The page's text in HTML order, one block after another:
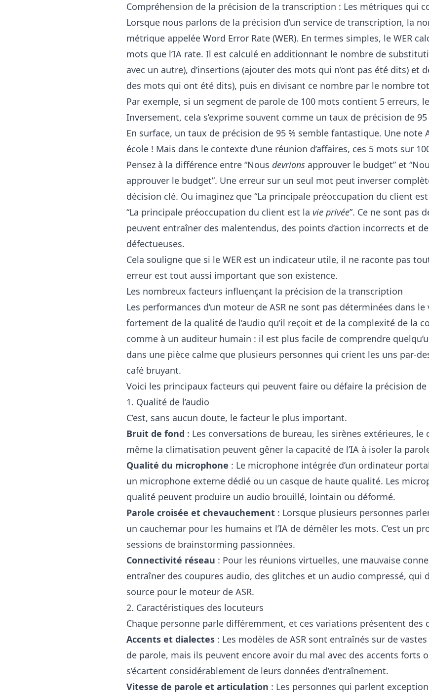
Compréhension de la précision de la transcription : Les métriques qui
Lorsque nous parlons de la précision d’un service de transcription, la
métrique appelée Word Error Rate (WER). En termes simples, le WER
mots que l’IA rate. Il est calculé en additionnant le nombre de
avec un autre), d’insertions (ajouter des mots qui n’ont pas été dits) et
des mots qui ont été dits), puis en divisant ce nombre par le nombre
Par exemple, si un segment de parole de 100 mots contient 5 erreurs, le
Inversement, cela s’exprime souvent comme un taux de précision de 95
En surface, un taux de précision de 95 % semble fantastique. Une note
école ! Mais dans le contexte d’une réunion d’affaires, ces 5 mots sur
Pensez à la différence entre “Nous devrions approuver le budget” et
approuver le budget”. Une erreur sur un seul mot peut inverser
décision clé. Ou imaginez que “La principale préoccupation du client
“La principale préoccupation du client est la vie privée”. Ce ne sont pas
peuvent entraîner des malentendus, des points d’action incorrects et
défectueuses.
Cela souligne que si le WER est un indicateur utile, il ne raconte pas
erreur est tout aussi important que son existence.
Les nombreux facteurs influençant la précision de la transcription
Les performances d’un moteur de ASR ne sont pas déterminées dans
fortement de la qualité de l’audio qu’il reçoit et de la complexité de la
comme à un auditeur humain : il est plus facile de comprendre
dans une pièce calme que plusieurs personnes qui crient les uns par-
café bruyant.
Voici les principaux facteurs qui peuvent faire ou défaire la précision de
1. Qualité de l’audio
C’est, sans aucun doute, le facteur le plus important.
Bruit de fond : Les conversations de bureau, les sirènes extérieures,
même la climatisation peuvent gêner la capacité de l’IA à isoler la
Qualité du microphone : Le microphone intégrée d’un ordinateur
un microphone externe dédié ou un casque de haute qualité. Les
qualité peuvent produire un audio brouillé, lointain ou déformé.
Parole croisée et chevauchement : Lorsque plusieurs personnes
un cauchemar pour les humains et l’IA de démêler les mots. C’est un
sessions de brainstorming passionnées.
Connectivité réseau : Pour les réunions virtuelles, une mauvaise
entraîner des coupures audio, des glitches et un audio compressé, qui
source pour le moteur de ASR.
2. Caractéristiques des locuteurs
Chaque personne parle différemment, et ces variations présentent des
Accents et dialectes : Les modèles de ASR sont entraînés sur de
de parole, mais ils peuvent encore avoir du mal avec des accents forts
s’écartent considérablement de leurs données d’entraînement.
Vitesse de parole et articulation : Les personnes qui parlent